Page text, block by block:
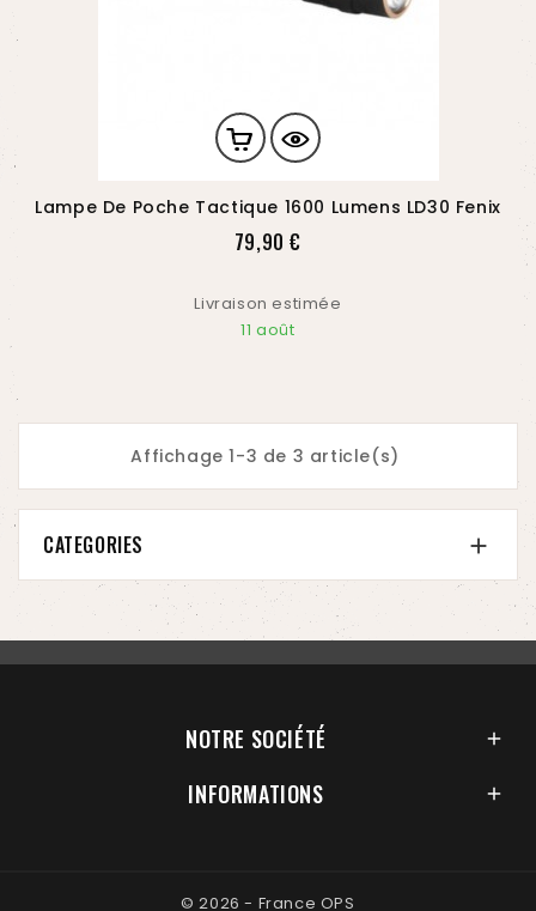
Lampe De Poche Tactique 1600 Lumens LD30 Fenix
79,90 €
Livraison estimée
11 août
Affichage 1-3 de 3 article(s)
CATEGORIES 
NOTRE SOCIÉTÉ 
INFORMATIONS 
© 2026 - France OPS